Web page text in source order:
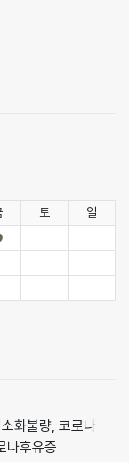
토
일
화불량, 코로나
나후유증